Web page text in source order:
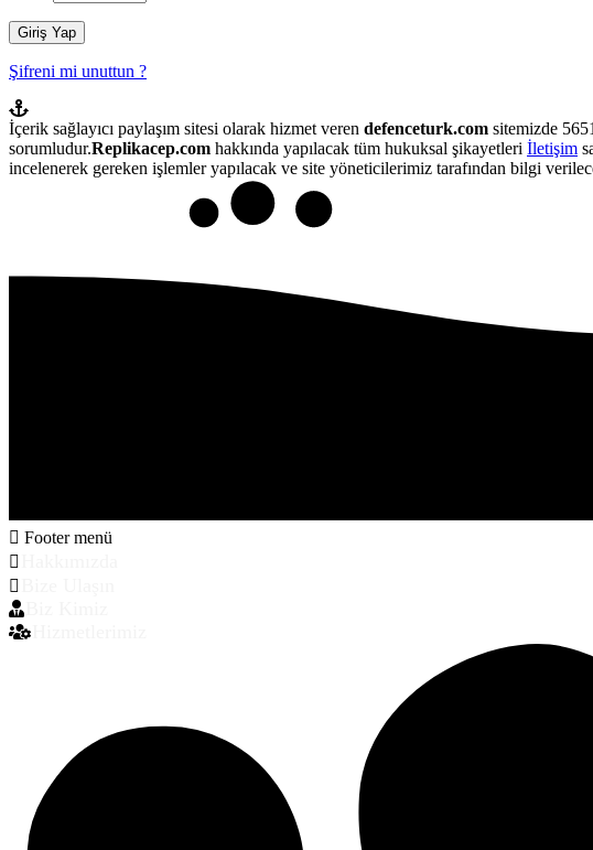
Şifreni mi unuttun ?
İçerik sağlayıcı paylaşım sitesi olarak hizmet veren defenceturk.com sitemizde
sorumludur.Replikacep.com hakkında yapılacak tüm hukuksal şikayetleri İletişim
incelenerek gereken işlemler yapılacak ve site yöneticilerimiz tarafından bilgi
Footer menü